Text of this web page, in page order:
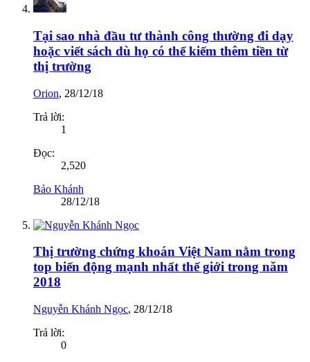
Tại sao nhà đầu tư thành công thường đi dạy
hoặc viết sách dù họ có thể kiếm thêm tiền từ
thị trường
Orion, 28/12/18
Trả lời:
1
Đọc:
2,520
Bảo Khánh
28/12/18
Thị trường chứng khoán Việt Nam nằm trong
top biến động mạnh nhất thế giới trong năm
2018
Nguyễn Khánh Ngọc, 28/12/18
Trả lời:
0